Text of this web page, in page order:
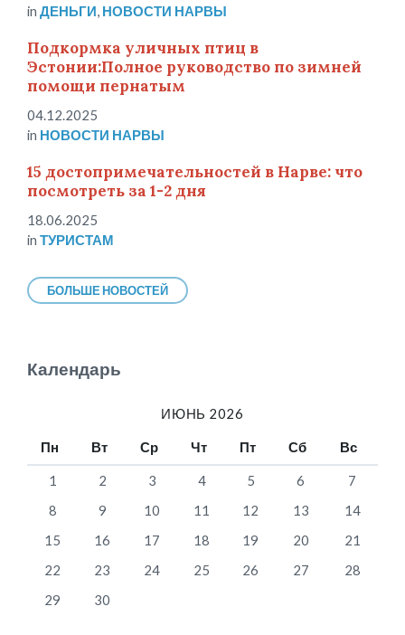
in ДЕНЬГИ НОВОСТИ НАРВЫ
Подкормка уличных птиц в
Эстонии:Полное руководство по зимней
помощи пернатым
04.12.2025
in НОВОСТИ НАРВЫ
15 достопримечательностей в Нарве: что
посмотреть за 1-2 дня
18.06.2025
in ТУРИСТАМ
БОЛЬШЕ НОВОСТЕЙ
Календарь
ИЮНЬ 2026
Пн Вт Ср Чт Пт Сб Вс
1 2 3 4 5 6
7
8
9 10 11 12 13
14
15
16 17 18 19 20
21
22
23 24 25 26 27
28
29
30